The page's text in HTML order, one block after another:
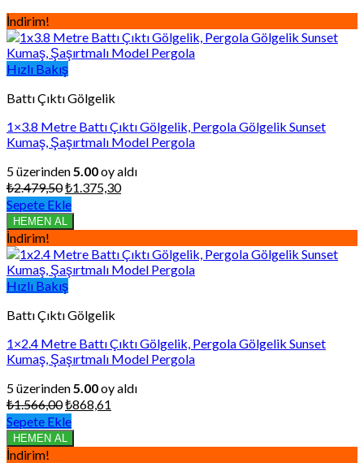
İndirim!
Hızlı Bakış
Battı Çıktı Gölgelik
1×3.8 Metre Battı Çıktı Gölgelik, Pergola Gölgelik Sunset
Kumaş, Şaşırtmalı Model Pergola
5 üzerinden 5.00oy aldı
₺2.479,50Orijinal
fiyat:
₺2.479,50.
₺1.375,30Şu
₺1.375,30.
Sepete Ekle
HEMEN AL
İndirim!
Hızlı Bakış
Battı Çıktı Gölgelik
1×2.4 Metre Battı Çıktı Gölgelik, Pergola Gölgelik Sunset
Kumaş, Şaşırtmalı Model Pergola
5 üzerinden 5.00oy aldı
₺1.566,00Orijinal
fiyat:
₺1.566,00.
₺868,61
₺868,61.
Sepete Ekle
HEMEN AL
İndirim!